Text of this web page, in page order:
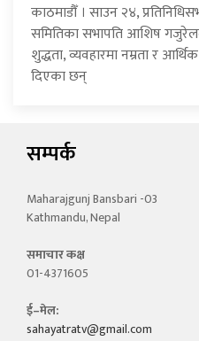
काठमाडौँ । साउन २४,
समितिका सभापति आशिष गजुरेलले
शुद्धता, व्यवहारमा नम्रता र
दिएका छन्
सम्पर्क
Maharajgunj Bansbari -03
Kathmandu, Nepal
समाचार कक्ष
01-4371605
ई–मेल:
sahayatratv@gmail.com